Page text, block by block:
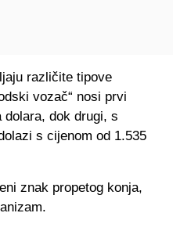
različite tipove
vozač“ nosi prvi
dolara, dok drugi, s
s cijenom od 1.535
znak propetog konja,